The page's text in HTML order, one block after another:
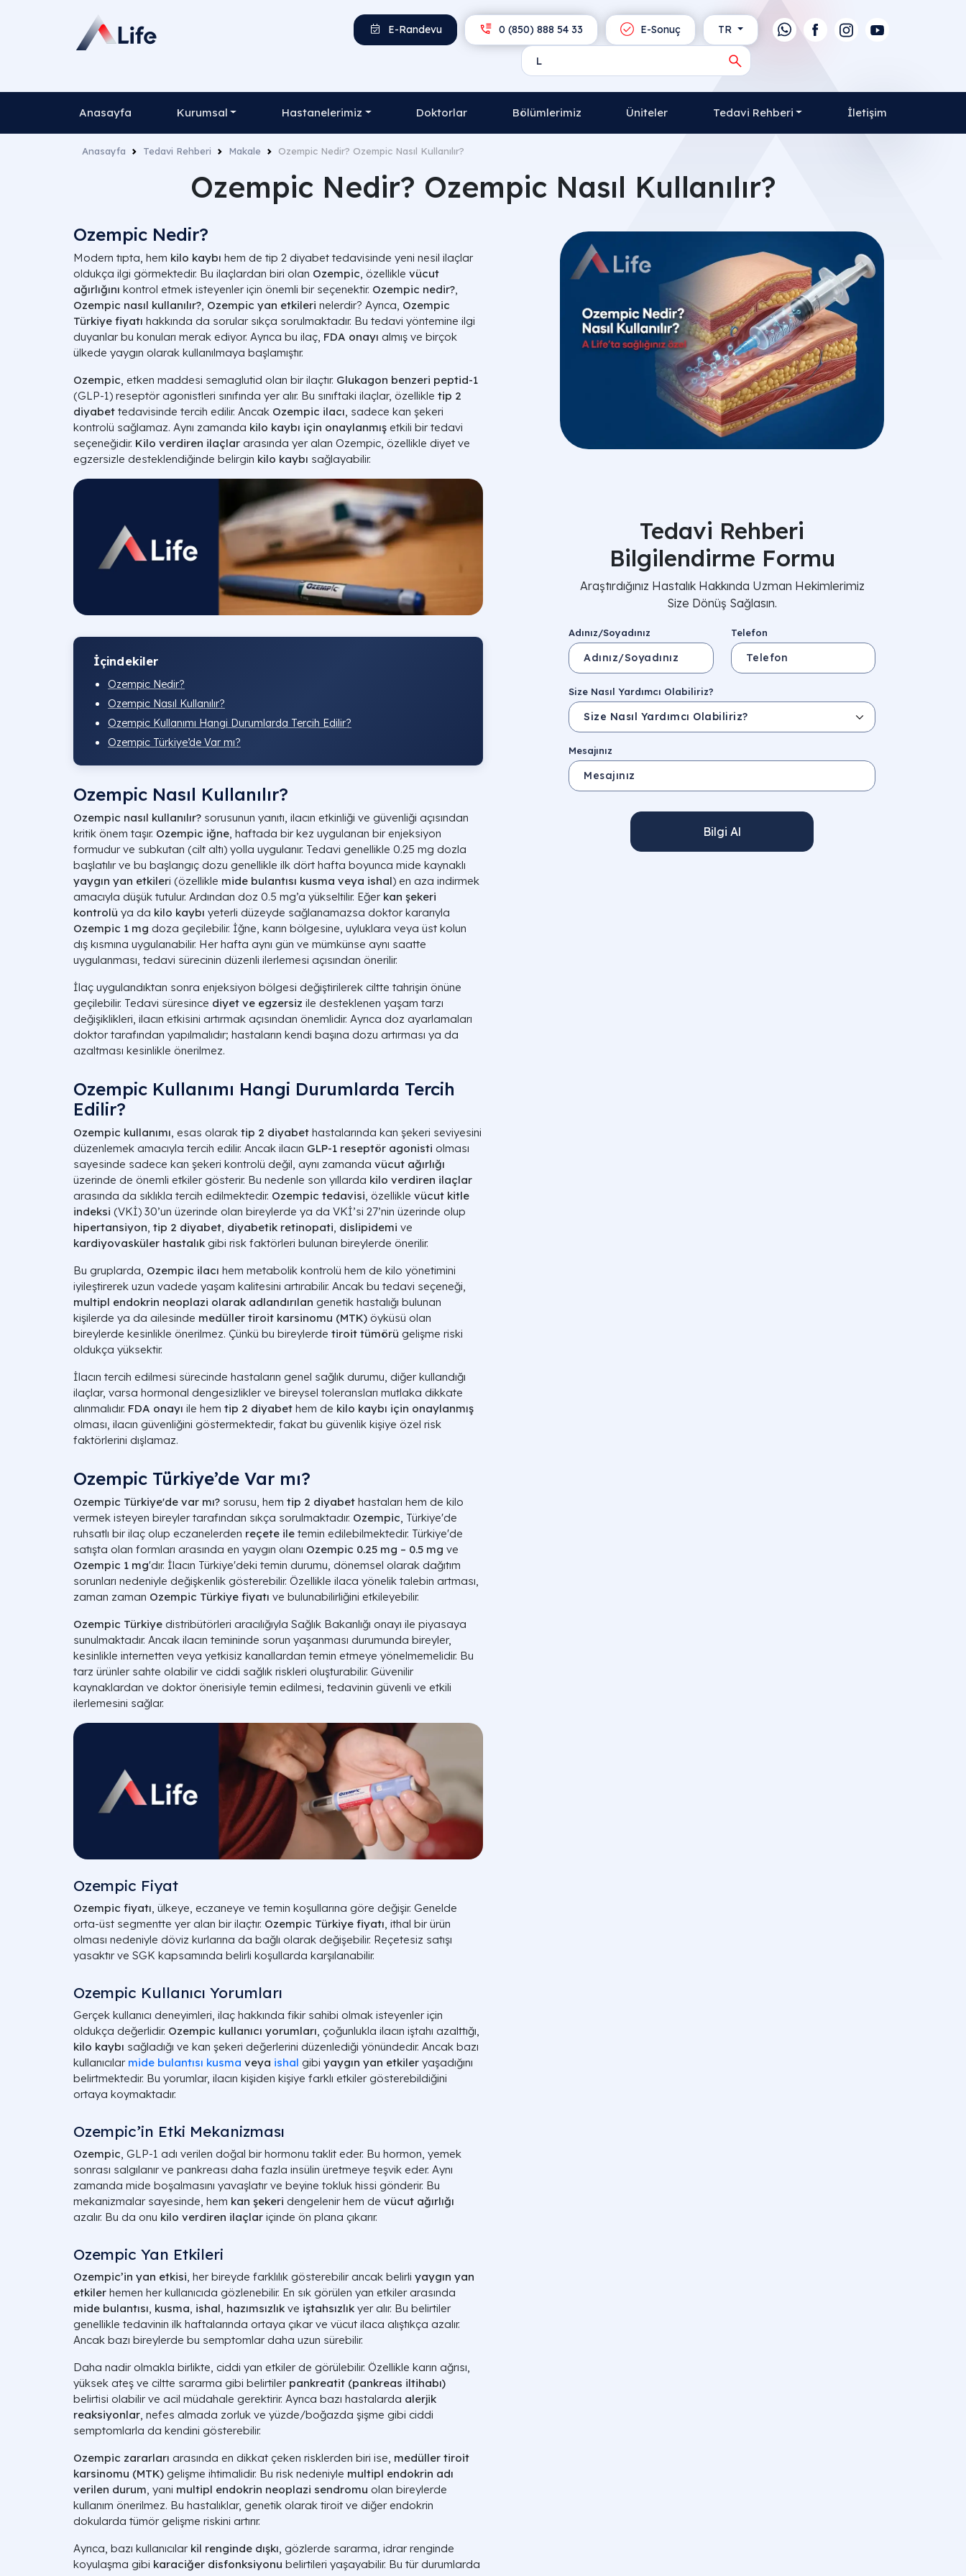
TR
E-Sonuç
0 (850) 888 54 33
E-Randevu
Anasayfa Kurumsal Hastanelerimiz Doktorlar Bölümlerimiz Üniteler Tedavi Rehberi İletişim
Anasayfa Tedavi Rehberi Makale Ozempic Nedir? Ozempic Nasıl Kullanılır?
Ozempic Nedir? Ozempic Nasıl Kullanılır?
Ozempic Nedir?
Modern tıpta, hem kilo kaybı hem de tip 2 diyabet tedavisinde yeni nesil ilaçlar
oldukça ilgi görmektedir. Bu ilaçlardan biri olan Ozempic, özellikle vücut
ağırlığını kontrol etmek isteyenler için önemli bir seçenektir. Ozempic nedir?,
Ozempic nasıl kullanılır?, Ozempic yan etkileri nelerdir? Ayrıca, Ozempic
Türkiye fiyatı hakkında da sorular sıkça sorulmaktadır. Bu tedavi yöntemine ilgi
duyanlar bu konuları merak ediyor. Ayrıca bu ilaç, FDA onayı almış ve birçok
ülkede yaygın olarak kullanılmaya başlamıştır.
Ozempic, etken maddesi semaglutid olan bir ilaçtır. Glukagon benzeri peptid-1
(GLP-1) reseptör agonistleri sınıfında yer alır. Bu sınıftaki ilaçlar, özellikle tip 2
diyabet tedavisinde tercih edilir. Ancak Ozempic ilacı, sadece kan şekeri
kontrolü sağlamaz. Aynı zamanda kilo kaybı için onaylanmış etkili bir tedavi
seçeneğidir. Kilo verdiren ilaçlar arasında yer alan Ozempic, özellikle diyet ve
egzersizle desteklendiğinde belirgin kilo kaybı sağlayabilir.
İçindekiler
Ozempic Nedir?
Ozempic Nasıl Kullanılır?
Ozempic Kullanımı Hangi Durumlarda Tercih Edilir?
Ozempic Türkiye’de Var mı?
Ozempic Nasıl Kullanılır?
Ozempic nasıl kullanılır? sorusunun yanıtı, ilacın etkinliği ve güvenliği açısından
kritik önem taşır. Ozempic iğne, haftada bir kez uygulanan bir enjeksiyon
formudur ve subkutan (cilt altı) yolla uygulanır. Tedavi genellikle 0.25 mg dozla
başlatılır ve bu başlangıç dozu genellikle ilk dört hafta boyunca mide kaynaklı
yaygın yan etkileri (özellikle mide bulantısı kusma veya ishal) en aza indirmek
amacıyla düşük tutulur. Ardından doz 0.5 mg’a yükseltilir. Eğer kan şekeri
kontrolü ya da kilo kaybı yeterli düzeyde sağlanamazsa doktor kararıyla
Ozempic 1 mg doza geçilebilir. İğne, karın bölgesine, uyluklara veya üst kolun
dış kısmına uygulanabilir. Her hafta aynı gün ve mümkünse aynı saatte
uygulanması, tedavi sürecinin düzenli ilerlemesi açısından önerilir.
İlaç uygulandıktan sonra enjeksiyon bölgesi değiştirilerek ciltte tahrişin önüne
geçilebilir. Tedavi süresince diyet ve egzersiz ile desteklenen yaşam tarzı
değişiklikleri, ilacın etkisini artırmak açısından önemlidir. Ayrıca doz ayarlamaları
doktor tarafından yapılmalıdır; hastaların kendi başına dozu artırması ya da
azaltması kesinlikle önerilmez.
Ozempic Kullanımı Hangi Durumlarda Tercih
Edilir?
Ozempic kullanımı, esas olarak tip 2 diyabet hastalarında kan şekeri seviyesini
düzenlemek amacıyla tercih edilir. Ancak ilacın GLP-1 reseptör agonisti olması
sayesinde sadece kan şekeri kontrolü değil, aynı zamanda vücut ağırlığı
üzerinde de önemli etkiler gösterir. Bu nedenle son yıllarda kilo verdiren ilaçlar
arasında da sıklıkla tercih edilmektedir. Ozempic tedavisi, özellikle vücut kitle
indeksi (VKİ) 30’un üzerinde olan bireylerde ya da VKİ’si 27’nin üzerinde olup
hipertansiyon, tip 2 diyabet, diyabetik retinopati, dislipidemi ve
kardiyovasküler hastalık gibi risk faktörleri bulunan bireylerde önerilir.
Bu gruplarda, Ozempic ilacı hem metabolik kontrolü hem de kilo yönetimini
iyileştirerek uzun vadede yaşam kalitesini artırabilir. Ancak bu tedavi seçeneği,
multipl endokrin neoplazi olarak adlandırılan genetik hastalığı bulunan
kişilerde ya da ailesinde medüller tiroit karsinomu (MTK) öyküsü olan
bireylerde kesinlikle önerilmez. Çünkü bu bireylerde tiroit tümörü gelişme riski
oldukça yüksektir.
İlacın tercih edilmesi sürecinde hastaların genel sağlık durumu, diğer kullandığı
ilaçlar, varsa hormonal dengesizlikler ve bireysel toleransları mutlaka dikkate
alınmalıdır. FDA onayı ile hem tip 2 diyabet hem de kilo kaybı için onaylanmış
olması, ilacın güvenliğini göstermektedir, fakat bu güvenlik kişiye özel risk
faktörlerini dışlamaz.
Ozempic Türkiye’de Var mı?
Ozempic Türkiye'de var mı? sorusu, hem tip 2 diyabet hastaları hem de kilo
vermek isteyen bireyler tarafından sıkça sorulmaktadır. Ozempic, Türkiye'de
ruhsatlı bir ilaç olup eczanelerden reçete ile temin edilebilmektedir. Türkiye'de
satışta olan formları arasında en yaygın olanı Ozempic 0.25 mg – 0.5 mg ve
Ozempic 1 mg'dır. İlacın Türkiye'deki temin durumu, dönemsel olarak dağıtım
sorunları nedeniyle değişkenlik gösterebilir. Özellikle ilaca yönelik talebin artması,
zaman zaman Ozempic Türkiye fiyatı ve bulunabilirliğini etkileyebilir.
Ozempic Türkiye distribütörleri aracılığıyla Sağlık Bakanlığı onayı ile piyasaya
sunulmaktadır. Ancak ilacın temininde sorun yaşanması durumunda bireyler,
kesinlikle internetten veya yetkisiz kanallardan temin etmeye yönelmemelidir. Bu
tarz ürünler sahte olabilir ve ciddi sağlık riskleri oluşturabilir. Güvenilir
kaynaklardan ve doktor önerisiyle temin edilmesi, tedavinin güvenli ve etkili
ilerlemesini sağlar.
Ozempic Fiyat
Ozempic fiyatı, ülkeye, eczaneye ve temin koşullarına göre değişir. Genelde
orta-üst segmentte yer alan bir ilaçtır. Ozempic Türkiye fiyatı, ithal bir ürün
olması nedeniyle döviz kurlarına da bağlı olarak değişebilir. Reçetesiz satışı
yasaktır ve SGK kapsamında belirli koşullarda karşılanabilir.
Ozempic Kullanıcı Yorumları
Gerçek kullanıcı deneyimleri, ilaç hakkında fikir sahibi olmak isteyenler için
oldukça değerlidir. Ozempic kullanıcı yorumları, çoğunlukla ilacın iştahı azalttığı,
kilo kaybı sağladığı ve kan şekeri değerlerini düzenlediği yönündedir. Ancak bazı
kullanıcılar mide bulantısı kusma veya ishal gibi yaygın yan etkiler yaşadığını
belirtmektedir. Bu yorumlar, ilacın kişiden kişiye farklı etkiler gösterebildiğini
ortaya koymaktadır.
Ozempic’in Etki Mekanizması
Ozempic, GLP-1 adı verilen doğal bir hormonu taklit eder. Bu hormon, yemek
sonrası salgılanır ve pankreası daha fazla insülin üretmeye teşvik eder. Aynı
zamanda mide boşalmasını yavaşlatır ve beyine tokluk hissi gönderir. Bu
mekanizmalar sayesinde, hem kan şekeri dengelenir hem de vücut ağırlığı
azalır. Bu da onu kilo verdiren ilaçlar içinde ön plana çıkarır.
Ozempic Yan Etkileri
Ozempic’in yan etkisi, her bireyde farklılık gösterebilir ancak belirli yaygın yan
etkiler hemen her kullanıcıda gözlenebilir. En sık görülen yan etkiler arasında
mide bulantısı, kusma, ishal, hazımsızlık ve iştahsızlık yer alır. Bu belirtiler
genellikle tedavinin ilk haftalarında ortaya çıkar ve vücut ilaca alıştıkça azalır.
Ancak bazı bireylerde bu semptomlar daha uzun sürebilir.
Daha nadir olmakla birlikte, ciddi yan etkiler de görülebilir. Özellikle karın ağrısı,
yüksek ateş ve ciltte sararma gibi belirtiler pankreatit (pankreas iltihabı)
belirtisi olabilir ve acil müdahale gerektirir. Ayrıca bazı hastalarda alerjik
reaksiyonlar, nefes almada zorluk ve yüzde/boğazda şişme gibi ciddi
semptomlarla da kendini gösterebilir.
Ozempic zararları arasında en dikkat çeken risklerden biri ise, medüller tiroit
karsinomu (MTK) gelişme ihtimalidir. Bu risk nedeniyle multipl endokrin adı
verilen durum, yani multipl endokrin neoplazi sendromu olan bireylerde
kullanım önerilmez. Bu hastalıklar, genetik olarak tiroit ve diğer endokrin
dokularda tümör gelişme riskini artırır.
Ayrıca, bazı kullanıcılar kil renginde dışkı, gözlerde sararma, idrar renginde
koyulaşma gibi karaciğer disfonksiyonu belirtileri yaşayabilir. Bu tür durumlarda
Tedavi Rehberi
Bilgilendirme Formu
Araştırdığınız Hastalık Hakkında Uzman Hekimlerimiz
Size Dönüş Sağlasın.
Adınız/Soyadınız Telefon
Size Nasıl Yardımcı Olabiliriz?
Mesajınız
Bilgi Al